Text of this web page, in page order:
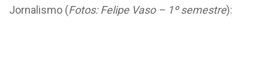
Jornalismo (Fotos: Felipe Vaso – 1º semestre):